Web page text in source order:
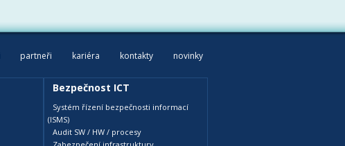
partneři kariéra kontakty novinky
Bezpečnost ICT
Systém řízení bezpečnosti informací
(ISMS)
Audit SW / HW / procesy